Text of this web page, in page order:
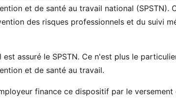
et de santé au travail national (SPSTN).
des risques professionnels et du suivi
est assuré le SPSTN. Ce n'est plus le
et de santé au travail.
finance ce dispositif par le